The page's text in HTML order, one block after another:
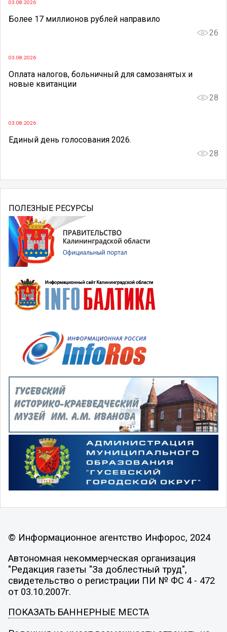
03.08.2026
Более 17 миллионов рублей направило
26
03.08.2026
Оплата налогов, больничный для самозанятых и
новые квитанции
28
03.08.2026
Единый день голосования 2026.
28
ПОЛЕЗНЫЕ РЕСУРСЫ
© Информационное агентство Инфорос, 2024
Автономная некоммерческая организация
"Редакция газеты "За доблестный труд",
свидетельство о регистрации ПИ № ФС 4 - 472
от 03.10.2007г.
ПОКАЗАТЬ БАННЕРНЫЕ МЕСТА